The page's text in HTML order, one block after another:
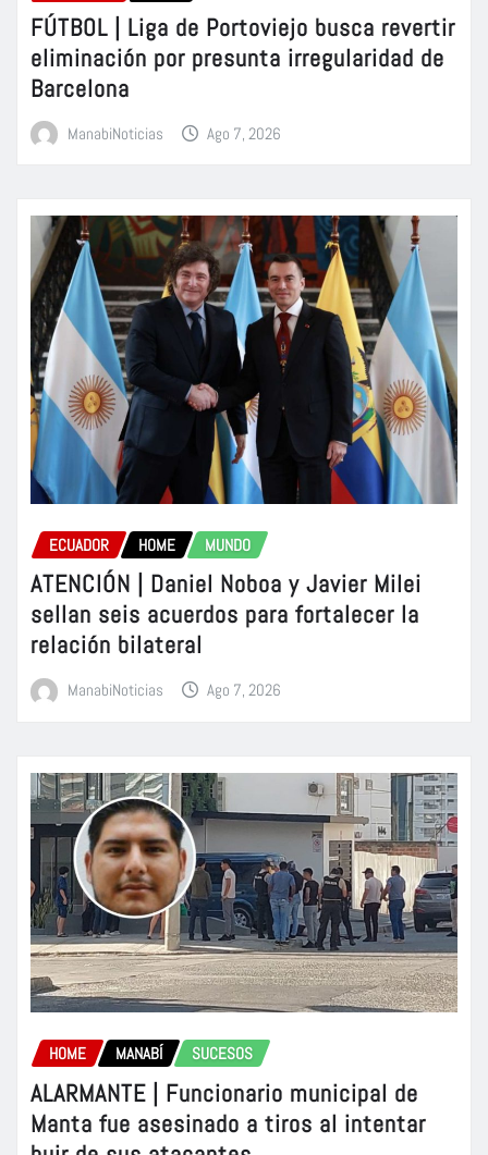
FÚTBOL | Liga de Portoviejo busca revertir
eliminación por presunta irregularidad de
Barcelona
ManabiNoticias Ago 7, 2026
ECUADOR HOME MUNDO
ATENCIÓN | Daniel Noboa y Javier Milei
sellan seis acuerdos para fortalecer la
relación bilateral
ManabiNoticias Ago 7, 2026
HOME MANABÍ SUCESOS
ALARMANTE | Funcionario municipal de
Manta fue asesinado a tiros al intentar